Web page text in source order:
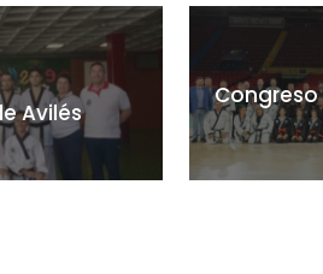
Avilés
Congreso